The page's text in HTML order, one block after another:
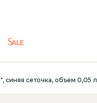
Sale
синяя сеточка, объем 0,05 л